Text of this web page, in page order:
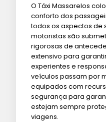
O Táxi Massarelos
conforto dos
todos os aspectos de
motoristas são
rigorosas de
extensivo para
experientes e
veículos passam por
equipados com
segurança para
estejam sempre
viagens.